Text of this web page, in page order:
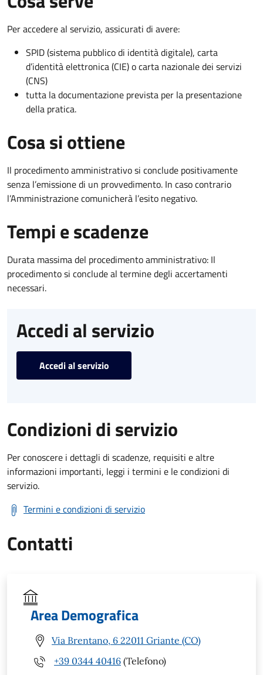
Per accedere al servizio, assicurati di avere:
SPID (sistema pubblico di identità digitale), carta
d’identità elettronica (CIE) o carta nazionale dei servizi
(CNS)
tutta la documentazione prevista per la presentazione
della pratica.
Cosa si ottiene
Il procedimento amministrativo si conclude positivamente
senza l’emissione di un provvedimento. In caso contrario
l’Amministrazione comunicherà l’esito negativo.
Tempi e scadenze
Durata massima del procedimento amministrativo: Il
procedimento si conclude al termine degli accertamenti
necessari.
Accedi al servizio
Accedi al servizio
Condizioni di servizio
Per conoscere i dettagli di scadenze, requisiti e altre
informazioni importanti, leggi i termini e le condizioni di
servizio.
Termini e condizioni di servizio
Contatti
Area Demografica
Via Brentano, 6 22011 Griante (CO)
+39 0344 40416 (Telefono)